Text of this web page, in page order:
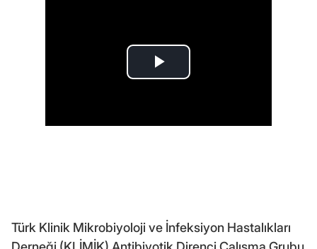
Türk Klinik Mikrobiyoloji ve İnfeksiyon Hastalıkları